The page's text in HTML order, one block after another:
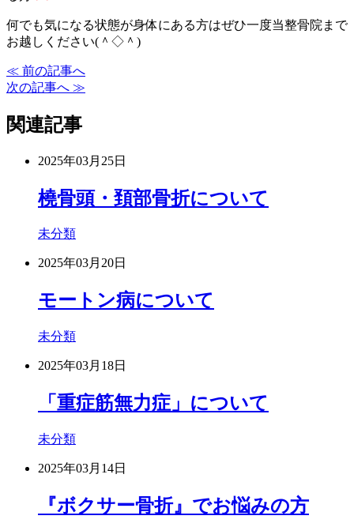
何でも気になる状態が身体にある方はぜひ一度当整骨院まで
お越しください(＾◇＾)
≪ 前の記事へ
次の記事へ ≫
関連記事
2025年03月25日
橈骨頭・頚部骨折について
未分類
2025年03月20日
モートン病について
未分類
2025年03月18日
「重症筋無力症」について
未分類
2025年03月14日
『ボクサー骨折』でお悩みの方